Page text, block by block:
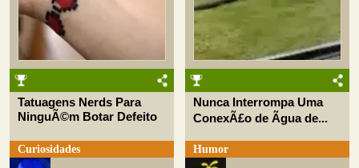
Tatuagens Nerds Para
NinguÃ©m Botar Defeito
Curiosidades
Nunca Interrompa Uma
ConexÃ£o de Ãgua de...
Humor